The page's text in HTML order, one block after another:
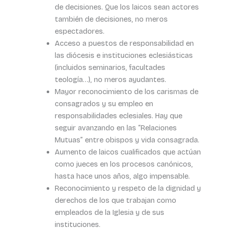
de decisiones. Que los laicos sean actores
también de decisiones, no meros
espectadores.
Acceso a puestos de responsabilidad en
las diócesis e instituciones eclesiásticas
(incluidos seminarios, facultades
teología…), no meros ayudantes.
Mayor reconocimiento de los carismas de
consagrados y su empleo en
responsabilidades eclesiales. Hay que
seguir avanzando en las “Relaciones
Mutuas” entre obispos y vida consagrada.
Aumento de laicos cualificados que actúan
como jueces en los procesos canónicos,
hasta hace unos años, algo impensable.
Reconocimiento y respeto de la dignidad y
derechos de los que trabajan como
empleados de la Iglesia y de sus
instituciones.